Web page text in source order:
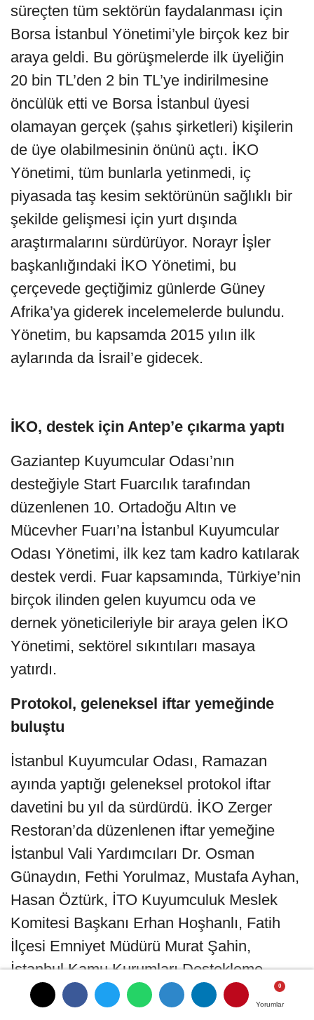
Yorumlar
Yorumlar
süreçten tüm sektörün faydalanması için
Borsa İstanbul Yönetimi’yle birçok kez bir
araya geldi. Bu görüşmelerde ilk üyeliğin
20 bin TL’den 2 bin TL’ye indirilmesine
öncülük etti ve Borsa İstanbul üyesi
olamayan gerçek (şahıs şirketleri) kişilerin
de üye olabilmesinin önünü açtı. İKO
Yönetimi, tüm bunlarla yetinmedi, iç
piyasada taş kesim sektörünün sağlıklı bir
şekilde gelişmesi için yurt dışında
araştırmalarını sürdürüyor. Norayr İşler
başkanlığındaki İKO Yönetimi, bu
çerçevede geçtiğimiz günlerde Güney
Afrika’ya giderek incelemelerde bulundu.
Yönetim, bu kapsamda 2015 yılın ilk
aylarında da İsrail’e gidecek.
İKO, destek için Antep’e çıkarma yaptı
Gaziantep Kuyumcular Odası’nın
desteğiyle Start Fuarcılık tarafından
düzenlenen 10. Ortadoğu Altın ve
Mücevher Fuarı’na İstanbul Kuyumcular
Odası Yönetimi, ilk kez tam kadro katılarak
destek verdi. Fuar kapsamında, Türkiye’nin
birçok ilinden gelen kuyumcu oda ve
dernek yöneticileriyle bir araya gelen İKO
Yönetimi, sektörel sıkıntıları masaya
yatırdı.
Protokol, geleneksel iftar yemeğinde
buluştu
İstanbul Kuyumcular Odası, Ramazan
ayında yaptığı geleneksel protokol iftar
davetini bu yıl da sürdürdü. İKO Zerger
Restoran’da düzenlenen iftar yemeğine
İstanbul Vali Yardımcıları Dr. Osman
Günaydın, Fethi Yorulmaz, Mustafa Ayhan,
Hasan Öztürk, İTO Kuyumculuk Meslek
Komitesi Başkanı Erhan Hoşhanlı, Fatih
İlçesi Emniyet Müdürü Murat Şahin,
İstanbul Kamu Kurumları Destekleme
Derneği Başkanı Gazi Naci Polat ve sivil